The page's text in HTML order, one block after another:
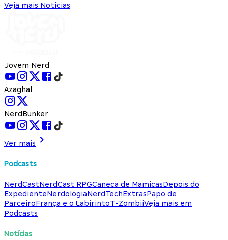
Veja mais Notícias
Jovem Nerd
Azaghal
NerdBunker
Ver mais
Podcasts
NerdCastNerdCast RPGCaneca de MamicasDepois do
ExpedienteNerdologiaNerdTechExtrasPapo de
ParceiroFrança e o LabirintoT-ZombiiVeja mais em
Podcasts
Notícias